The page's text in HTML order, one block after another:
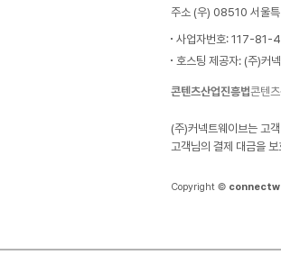
주소 (우) 08510 서울
사업자번호: 117-81-
호스팅 제공자: (주)커
콘텐츠산업진흥법콘텐
(주)커넥트웨이브는 고
고객님의 결제 대금을
Copyright ©